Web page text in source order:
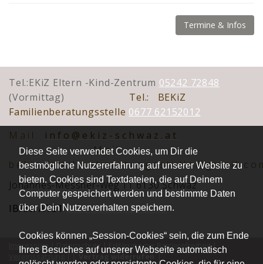
Diese Seite verwendet Cookies, um Dir die
bestmögliche Nutzererfahrung auf unserer Website zu
bieten. Cookies sind Textdateien, die auf Deinem
Computer gespeichert werden und bestimmte Daten
über Dein Nutzerverhalten speichern.
Cookies können „Session-Cookies“ sein, die zum Ende
Ihres Besuches auf unserer Webseite automatisch
Termine & Infos
Tel.:EKiZ Eltern -Kind-Zentrum 05242 72848
(Vormittag)
Tel.: BEKiZ
Familienberatungsstelle 0677 62152012
Mai l:
info@ekiz-schwaz.at
Mail:
Johannes-Messner-Weg 11 6130 Schwaz
IBAN: AT312051 0008 0030 2416
Impressum|Datenschutz |Erklärung zur Barrierefreiheit|